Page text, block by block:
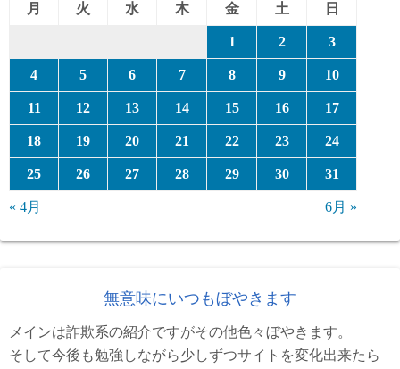
月
火 水 木 金 土 日
1 2 3
4 5 6 7 8 9 10
11 12 13 14 15 16 17
18 19 20 21 22 23 24
25 26 27 28 29 30 31
« 4月 6月 »
無意味にいつもぼやきます
メインは詐欺系の紹介ですがその他色々ぼやきます。
そして今後も勉強しながら少しずつサイトを変化出来たら